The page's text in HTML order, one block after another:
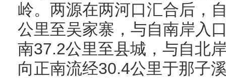
岭。两源在两河口汇合后，
公里至吴家寨，与自南岸入
南37.2公里至县城，与自北
向正南流经30.4公里于那子